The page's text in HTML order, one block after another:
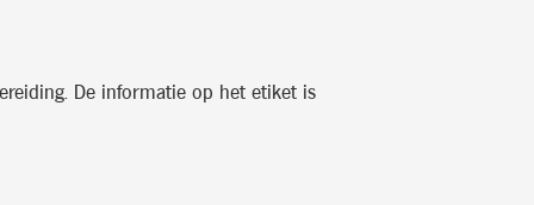
De informatie op het etiket is